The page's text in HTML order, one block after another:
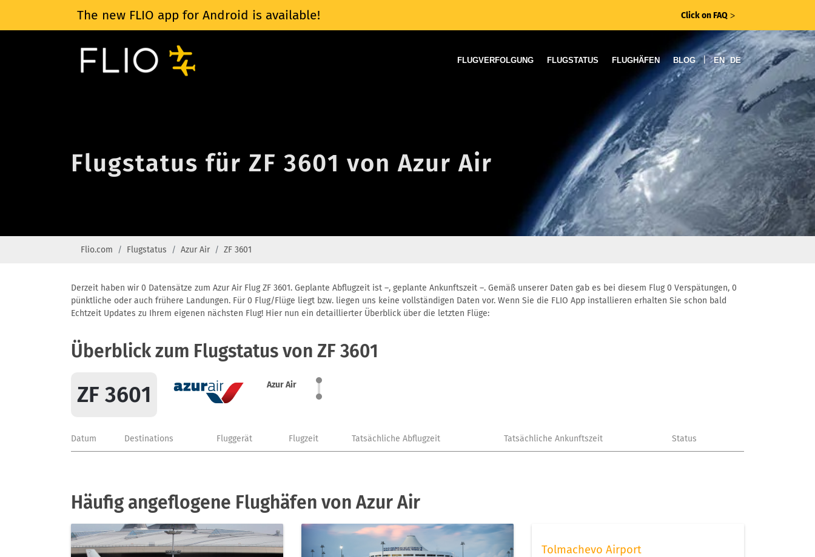
The new FLIO app for Android is available! Click on FAQ ᐳ
FLUGVERFOLGUNG FLUGSTATUS FLUGHÄFEN BLOG | EN DE
Flugstatus für ZF 3601 von Azur Air
Flio.com Flugstatus Azur Air ZF 3601
Derzeit haben wir 0 Datensätze zum Azur Air Flug ZF 3601. Geplante Abflugzeit ist –, geplante Ankunftszeit –. Gemäß unserer Daten gab es bei diesem Flug 0 Verspätungen, 0
pünktliche oder auch frühere Landungen. Für 0 Flug/Flüge liegt bzw. liegen uns keine vollständigen Daten vor. Wenn Sie die FLIO App installieren erhalten Sie schon bald
Echtzeit Updates zu Ihrem eigenen nächsten Flug! Hier nun ein detaillierter Überblick über die letzten Flüge:
Überblick zum Flugstatus von ZF 3601
ZF 3601 Azur Air
Datum Destinations Fluggerät Flugzeit Tatsächliche Abflugzeit Tatsächliche Ankunftszeit Status
Häufig angeflogene Flughäfen von Azur Air
Tolmachevo Airport